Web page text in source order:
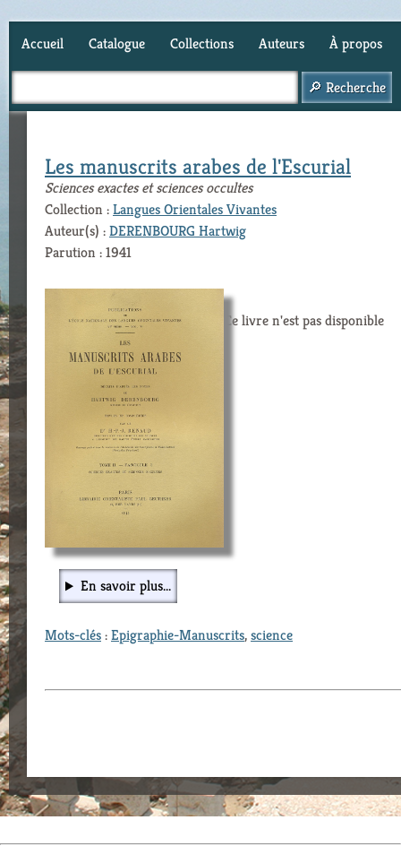
Accueil Catalogue Collections Auteurs À propos
Les manuscrits arabes de l'Escurial
Sciences exactes et sciences occultes
Collection :Langues Orientales Vivantes
Auteur(s) :DERENBOURG Hartwig
Parution : 1941
Ce livre n'est pas disponible
En savoir plus...
Mots-clés:Epigraphie-Manuscrits,science